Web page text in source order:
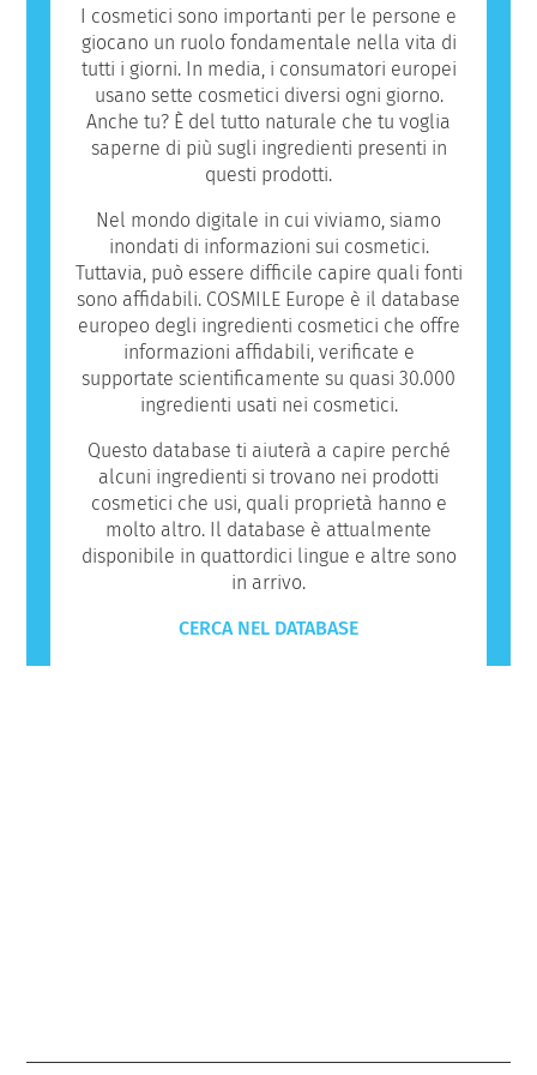
ingredienti che potrebbero risultare
allergenici per alcune persone. Ciò non
significa che il prodotto non sia sicuro da
utilizzare per gli altri.
I cosmetici sono importanti per le persone e
giocano un ruolo fondamentale nella vita di
tutti i giorni. In media, i consumatori europei
usano sette cosmetici diversi ogni giorno.
Anche tu? È del tutto naturale che tu voglia
saperne di più sugli ingredienti presenti in
questi prodotti.
Nel mondo digitale in cui viviamo, siamo
inondati di informazioni sui cosmetici.
Tuttavia, può essere difficile capire quali fonti
sono affidabili. COSMILE Europe è il database
europeo degli ingredienti cosmetici che offre
informazioni affidabili, verificate e
supportate scientificamente su quasi 30.000
ingredienti usati nei cosmetici.
Questo database ti aiuterà a capire perché
alcuni ingredienti si trovano nei prodotti
cosmetici che usi, quali proprietà hanno e
molto altro. Il database è attualmente
disponibile in quattordici lingue e altre sono
in arrivo.
CERCA NEL DATABASE